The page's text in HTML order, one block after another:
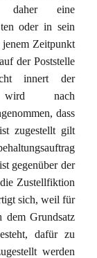
daher eine
oder in sein
Zeitpunkt
der Poststelle
innert der
wird nach
dass
zugestellt gilt
gegenüber der
Zustellfiktion
sich, weil für
dem Grundsatz
dafür zu
werden